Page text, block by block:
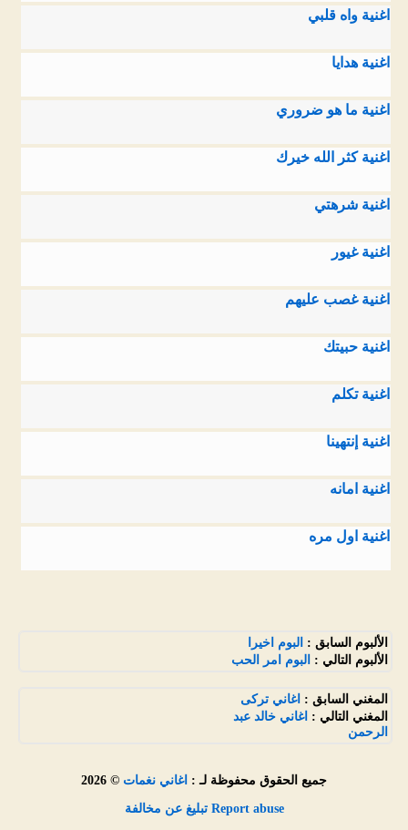
اغنية واه قلبي
اغنية هدايا
اغنية ما هو ضروري
اغنية كثر الله خيرك
اغنية شرهتي
اغنية غيور
اغنية غصب عليهم
اغنية حبيتك
اغنية تكلم
اغنية إنتهينا
اغنية امانه
اغنية اول مره
الألبوم السابق : البوم اخيرا
الألبوم التالي : البوم امر الحب
المغني السابق : اغاني تركى
المغني التالي : اغاني خالد عبد
الرحمن
جميع الحقوق محفوظة لـ : اغاني نغمات © 2026
Report abuse تبليغ عن مخالفة